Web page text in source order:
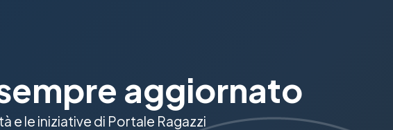
aggiornato
e le iniziative di Portale Ragazzi